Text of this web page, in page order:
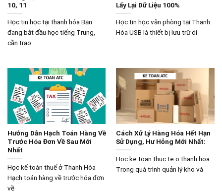
10, 11
Học tin học tại thanh hóa Bạn
đang bắt đầu học tiếng Trung,
cần trao
Lấy Lại Dữ Liệu 100%
Học tin học văn phòng tại Thanh
Hóa USB là thiết bị lưu trữ di
Hướng Dẫn Hạch Toán Hàng Về
Trước Hóa Đơn Về Sau Mới
Nhất
Học kế toán thuế ở Thanh Hóa
Hạch toán hàng về trước hóa đơn
về
Cách Xử Lý Hàng Hóa Hết Hạn
Sử Dụng, Hư Hỏng Mới Nhất:
Hoc ke toan thuc te o thanh hoa
Trong quá trình quản lý kho và